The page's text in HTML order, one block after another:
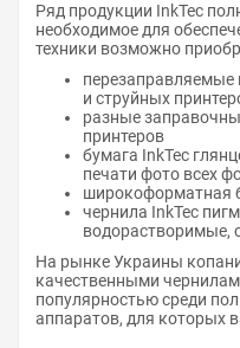
Ряд продукции InkTec
необходимое для
техники возможно
перезаправляемые
и струйных
разные
принтеров
бумага InkTec
печати фото всех
широкоформатная
чернила InkTec
водорастворимые,
На рынке Украины
качественными
популярностью среди
аппаратов, для которых